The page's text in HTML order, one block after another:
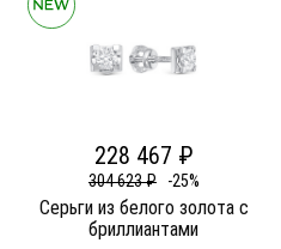
228 467 ₽
304 623 ₽ -25%
Серьги из белого золота c
бриллиантами